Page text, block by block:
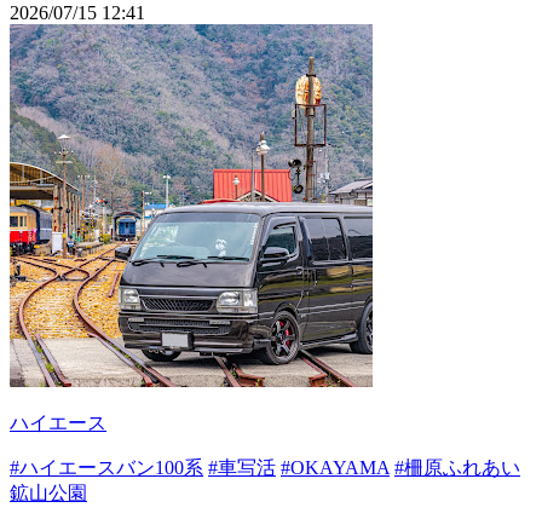
2026/07/15 12:41
ハイエース
#ハイエースバン100系 #車写活 #OKAYAMA #柵原ふれあい
鉱山公園